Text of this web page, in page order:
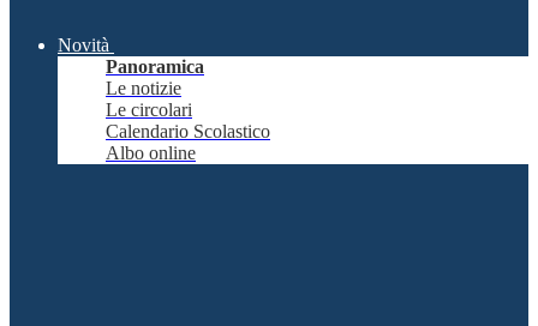
Novità
Panoramica
Le notizie
Le circolari
Calendario Scolastico
Albo online